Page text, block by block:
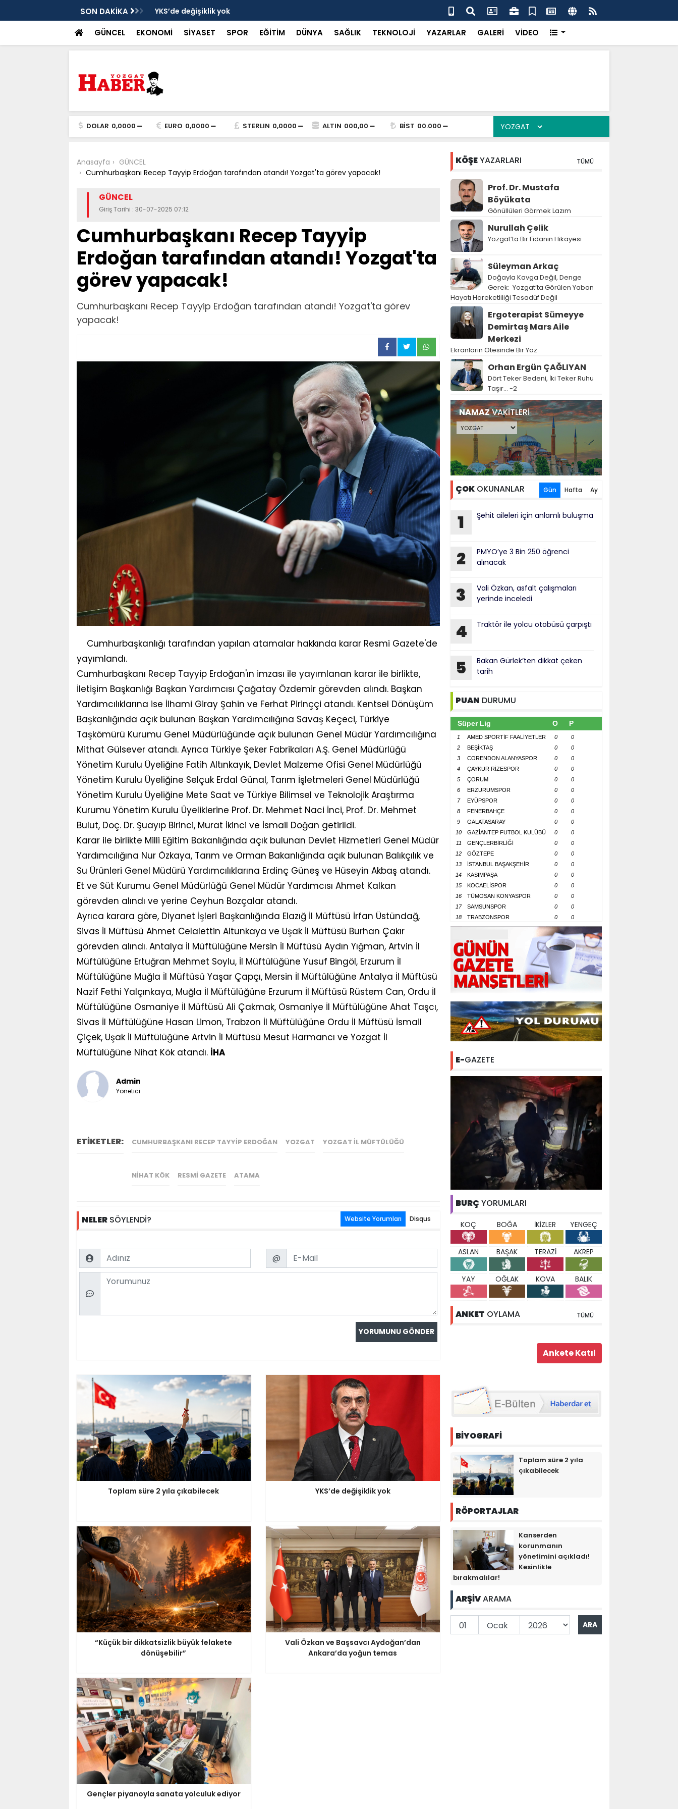
SON DAKİKA YKS’de değişiklik yok “Küçük bir dikkatsizlik büyük felakete dönüşebilir”
GÜNCEL EKONOMİ SİYASET SPOR EĞİTİM DÜNYA SAĞLIK TEKNOLOJİ YAZARLAR GALERİ VİDEO
DOLAR 0,0000 EURO 0,0000 STERLIN 0,0000 ALTIN 000,00 BİST 00.000
Anasayfa
GÜNCEL
Cumhurbaşkanı Recep Tayyip Erdoğan tarafından atandı! Yozgat'ta görev yapacak!
GÜNCEL
Giriş Tarihi : 30-07-2025 07:12
Cumhurbaşkanı Recep Tayyip
Erdoğan tarafından atandı! Yozgat'ta
görev yapacak!
Cumhurbaşkanı Recep Tayyip Erdoğan tarafından atandı! Yozgat'ta görev
yapacak!
Cumhurbaşkanlığı tarafından yapılan atamalar hakkında karar Resmi Gazete'de
yayımlandı.
Cumhurbaşkanı Recep Tayyip Erdoğan'ın imzası ile yayımlanan karar ile birlikte,
İletişim Başkanlığı Başkan Yardımcısı Çağatay Özdemir görevden alındı. Başkan
Yardımcılıklarına ise İlhami Giray Şahin ve Ferhat Pirinççi atandı. Kentsel Dönüşüm
Başkanlığında açık bulunan Başkan Yardımcılığına Savaş Keçeci, Türkiye
Taşkömürü Kurumu Genel Müdürlüğünde açık bulunan Genel Müdür Yardımcılığına
Mithat Gülsever atandı. Ayrıca Türkiye Şeker Fabrikaları A.Ş. Genel Müdürlüğü
Yönetim Kurulu Üyeliğine Fatih Altınkayık, Devlet Malzeme Ofisi Genel Müdürlüğü
Yönetim Kurulu Üyeliğine Selçuk Erdal Günal, Tarım İşletmeleri Genel Müdürlüğü
Yönetim Kurulu Üyeliğine Mete Saat ve Türkiye Bilimsel ve Teknolojik Araştırma
Kurumu Yönetim Kurulu Üyeliklerine Prof. Dr. Mehmet Naci İnci, Prof. Dr. Mehmet
Bulut, Doç. Dr. Şuayıp Birinci, Murat İkinci ve İsmail Doğan getirildi.
Karar ile birlikte Milli Eğitim Bakanlığında açık bulunan Devlet Hizmetleri Genel Müdür
Yardımcılığına Nur Özkaya, Tarım ve Orman Bakanlığında açık bulunan Balıkçılık ve
Su Ürünleri Genel Müdürü Yardımcılıklarına Erdinç Güneş ve Hüseyin Akbaş atandı.
Et ve Süt Kurumu Genel Müdürlüğü Genel Müdür Yardımcısı Ahmet Kalkan
görevden alındı ve yerine Ceyhun Bozçalar atandı.
Ayrıca karara göre, Diyanet İşleri Başkanlığında Elazığ İl Müftüsü İrfan Üstündağ,
Sivas İl Müftüsü Ahmet Celalettin Altunkaya ve Uşak İl Müftüsü Burhan Çakır
görevden alındı. Antalya İl Müftülüğüne Mersin İl Müftüsü Aydın Yığman, Artvin İl
Müftülüğüne Ertuğran Mehmet Soylu, İl Müftülüğüne Yusuf Bingöl, Erzurum İl
Müftülüğüne Muğla İl Müftüsü Yaşar Çapçı, Mersin İl Müftülüğüne Antalya İl Müftüsü
Nazif Fethi Yalçınkaya, Muğla İl Müftülüğüne Erzurum İl Müftüsü Rüstem Can, Ordu İl
Müftülüğüne Osmaniye İl Müftüsü Ali Çakmak, Osmaniye İl Müftülüğüne Ahat Taşcı,
Sivas İl Müftülüğüne Hasan Limon, Trabzon İl Müftülüğüne Ordu İl Müftüsü İsmail
Çiçek, Uşak İl Müftülüğüne Artvin İl Müftüsü Mesut Harmancı ve Yozgat İl
Müftülüğüne Nihat Kök atandı. İHA
Admin
Yönetici
ETİKETLER: CUMHURBAŞKANI RECEP TAYYIP ERDOĞAN YOZGAT YOZGAT İL MÜFTÜLÜĞÜ
NIHAT KÖK RESMI GAZETE ATAMA
NELERSÖYLENDİ? Website Yorumları Disqus
Name Email
@
Comment
Toplam süre 2 yıla çıkabilecek YKS’de değişiklik yok
“Küçük bir dikkatsizlik büyük felakete
dönüşebilir”
Vali Özkan ve Başsavcı Aydoğan’dan
Ankara’da yoğun temas
Gençler piyanoyla sanata yolculuk ediyor
KÖŞEYAZARLARI TÜMÜ
Prof. Dr. Mustafa
Böyükata
Gönüllüleri Görmek Lazım
Nurullah Çelik
Yozgat’ta Bir Fidanın Hikayesi
Süleyman Arkaç
Doğayla Kavga Değil, Denge
Gerek: Yozgat’ta Görülen Yaban
Hayatı Hareketliliği Tesadüf Değil
Ergoterapist Sümeyye
Demirtaş Mars Aile
Merkezi
Ekranların Ötesinde Bir Yaz
Orhan Ergün ÇAĞLIYAN
Dört Teker Bedeni, İki Teker Ruhu
Taşır… -2
NAMAZVAKİTLERİ
ÇOKOKUNANLAR Gün Hafta Ay
1 Şehit aileleri için anlamlı buluşma
2
PMYO’ye 3 Bin 250 öğrenci
alınacak
3
Vali Özkan, asfalt çalışmaları
yerinde inceledi
4 Traktör ile yolcu otobüsü çarpıştı
5
Bakan Gürlek’ten dikkat çeken
tarih
PUAN DURUMU
Süper Lig O P
1 AMED SPORTİF FAALİYETLER 0
0
2
BEŞİKTAŞ 0
0
3
CORENDON ALANYASPOR 0
0
4
ÇAYKUR RİZESPOR 0
0
5
ÇORUM 0
0
6
ERZURUMSPOR 0
0
7
EYÜPSPOR 0
0
8
FENERBAHÇE 0
0
9
GALATASARAY 0
0
10
GAZİANTEP FUTBOL KULÜBÜ 0
0
11
GENÇLERBİRLİĞİ 0
0
12
GÖZTEPE 0
0
13
İSTANBUL BAŞAKŞEHİR 0
0
14
KASIMPAŞA 0
0
15
KOCAELİSPOR 0
0
16
TÜMOSAN KONYASPOR 0
0
17
SAMSUNSPOR 0
0
18
TRABZONSPOR 0 0
E-GAZETE
BURÇ YORUMLARI
KOÇ BOĞA İKİZLER YENGEÇ
ASLAN BAŞAK TERAZİ AKREP
YAY OĞLAK KOVA BALIK
ANKET OYLAMA TÜMÜ
BİYOGRAFİ
Toplam süre 2 yıla
çıkabilecek
RÖPORTAJLAR
Kanserden
korunmanın
yönetimini açıkladı!
Kesinlikle
bırakmalılar!
ARŞİVARAMA